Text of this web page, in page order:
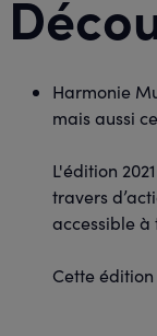
Harmonie
mais aussi
L'édition
travers
accessible à
Cette